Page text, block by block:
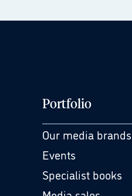
Portfolio
Our media brands
Events
Specialist books